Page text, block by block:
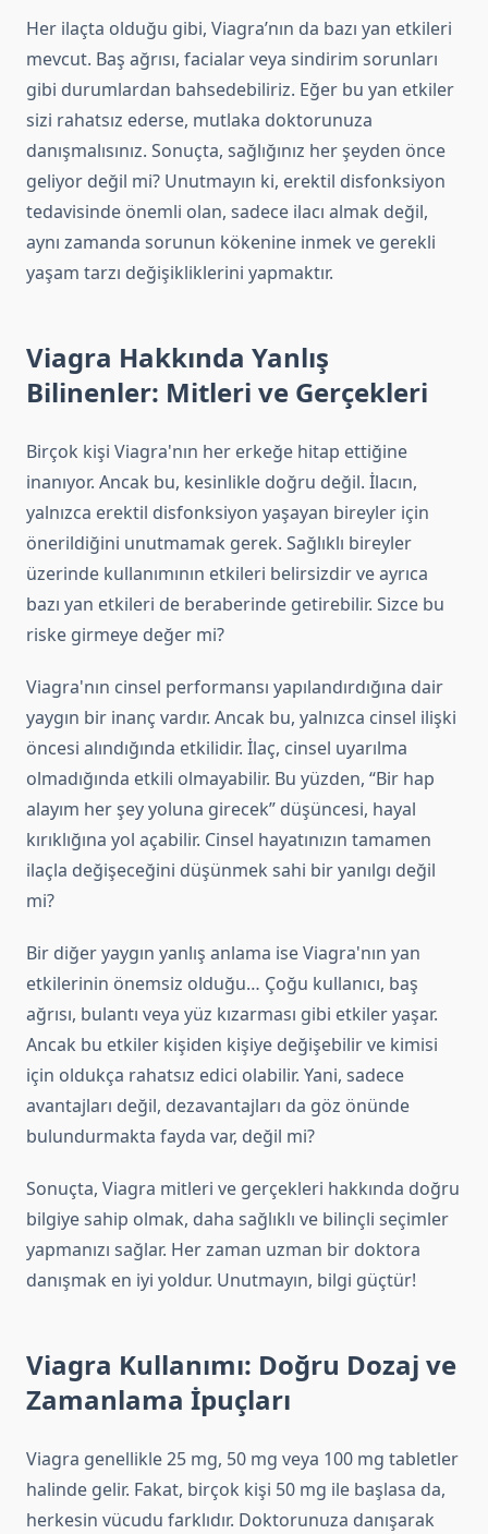
Her ilaçta olduğu gibi, Viagra’nın da bazı yan etkileri
mevcut. Baş ağrısı, facialar veya sindirim sorunları
gibi durumlardan bahsedebiliriz. Eğer bu yan etkiler
sizi rahatsız ederse, mutlaka doktorunuza
danışmalısınız. Sonuçta, sağlığınız her şeyden önce
geliyor değil mi? Unutmayın ki, erektil disfonksiyon
tedavisinde önemli olan, sadece ilacı almak değil,
aynı zamanda sorunun kökenine inmek ve gerekli
yaşam tarzı değişikliklerini yapmaktır.
Viagra Hakkında Yanlış
Bilinenler: Mitleri ve Gerçekleri
Birçok kişi Viagra'nın her erkeğe hitap ettiğine
inanıyor. Ancak bu, kesinlikle doğru değil. İlacın,
yalnızca erektil disfonksiyon yaşayan bireyler için
önerildiğini unutmamak gerek. Sağlıklı bireyler
üzerinde kullanımının etkileri belirsizdir ve ayrıca
bazı yan etkileri de beraberinde getirebilir. Sizce bu
riske girmeye değer mi?
Viagra'nın cinsel performansı yapılandırdığına dair
yaygın bir inanç vardır. Ancak bu, yalnızca cinsel ilişki
öncesi alındığında etkilidir. İlaç, cinsel uyarılma
olmadığında etkili olmayabilir. Bu yüzden, “Bir hap
alayım her şey yoluna girecek” düşüncesi, hayal
kırıklığına yol açabilir. Cinsel hayatınızın tamamen
ilaçla değişeceğini düşünmek sahi bir yanılgı değil
mi?
Bir diğer yaygın yanlış anlama ise Viagra'nın yan
etkilerinin önemsiz olduğu… Çoğu kullanıcı, baş
ağrısı, bulantı veya yüz kızarması gibi etkiler yaşar.
Ancak bu etkiler kişiden kişiye değişebilir ve kimisi
için oldukça rahatsız edici olabilir. Yani, sadece
avantajları değil, dezavantajları da göz önünde
bulundurmakta fayda var, değil mi?
Sonuçta, Viagra mitleri ve gerçekleri hakkında doğru
bilgiye sahip olmak, daha sağlıklı ve bilinçli seçimler
yapmanızı sağlar. Her zaman uzman bir doktora
danışmak en iyi yoldur. Unutmayın, bilgi güçtür!
Viagra Kullanımı: Doğru Dozaj ve
Zamanlama İpuçları
Viagra genellikle 25 mg, 50 mg veya 100 mg tabletler
halinde gelir. Fakat, birçok kişi 50 mg ile başlasa da,
herkesin vücudu farklıdır. Doktorunuza danışarak